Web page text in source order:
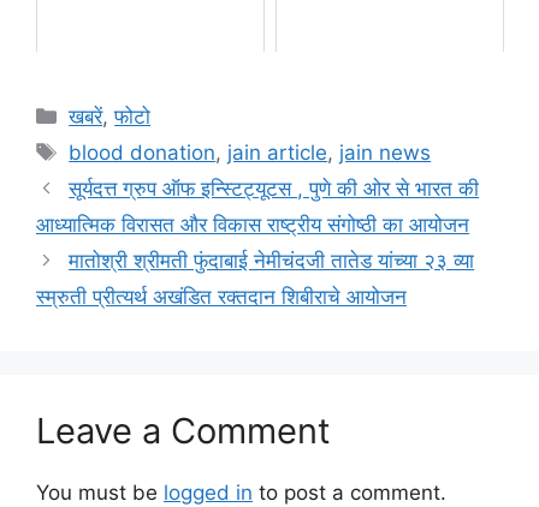
Categories
खबरें,फोटो
Tags
blood donation, jain article, jain news
सूर्यदत्त ग्रुप ऑफ इन्स्टिट्यूटस , पुणे की ओर से भारत की
आध्यात्मिक विरासत और विकास राष्ट्रीय संगोष्ठी का आयोजन
मातोश्री श्रीमती फुंदाबाई नेमीचंदजी तातेड यांच्या २३ व्या
स्म्रुती प्रीत्यर्थ अखंडित रक्तदान शिबीराचे आयोजन
Leave a Comment
You must be logged in to post a comment.